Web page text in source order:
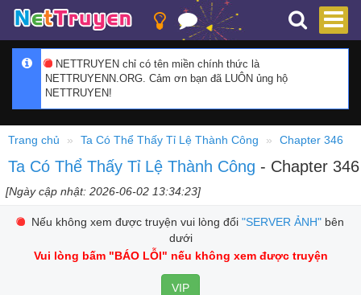
NETTRUYEN chỉ có tên miền chính thức là
NETTRUYENN.ORG. Cảm ơn bạn đã LUÔN ủng hộ
NETTRUYEN!
Trang chủ Ta Có Thể Thấy Tỉ Lệ Thành Công Chapter 346
Ta Có Thể Thấy Tỉ Lệ Thành Công - Chapter 346
[Ngày cập nhật: 2026-06-02 13:34:23]
Nếu không xem được truyện vui lòng đổi "SERVER ẢNH"bên
dưới
Vui lòng bấm "BÁO LỖI" nếu không xem được truyện
VIP